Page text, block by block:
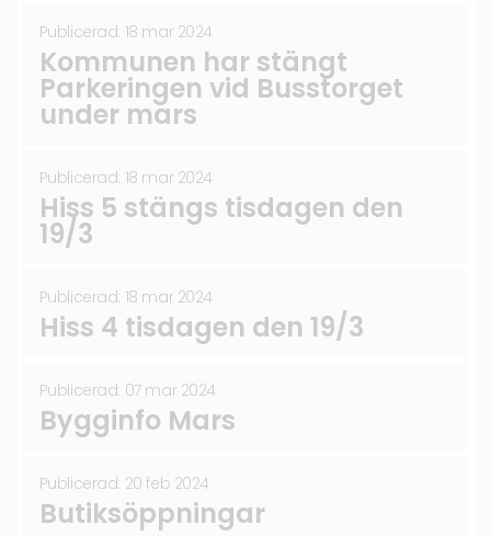
Publicerad: 18 mar 2024
Kommunen har stängt
Parkeringen vid Busstorget
under mars
Publicerad: 18 mar 2024
Hiss 5 stängs tisdagen den
19/3
Publicerad: 18 mar 2024
Hiss 4 tisdagen den 19/3
Publicerad: 07 mar 2024
Bygginfo Mars
Publicerad: 20 feb 2024
Butiksöppningar